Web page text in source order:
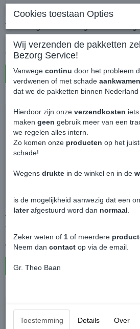
Volkswagen Geurhanger -
€ 4,99
In winkelwagen
Volkswagen Geurhanger -
T1 Bus Groen
€ 4,99
In winkelwagen
Cookies toestaan Opties
Wij verzenden de pakketten
Bezorg Service!
Vanwege continu door het probleem
verdwenen of met schade aankwamen
dat we de pakketten binnen Nederland
Hierdoor zijn onze verzendkosten
maken geen gebruik meer van een
we regelen alles intern.
Zo komen onze producten op het
schade!
Wegens drukte in de winkel en in de
is de mogelijkheid aanwezig dat een
laterafgestuurd word dan normaal
Zeker weten of 1 of meerdere
Neem dan contact op via de email.
Gr. Theo Baan
Toestemming Details Over